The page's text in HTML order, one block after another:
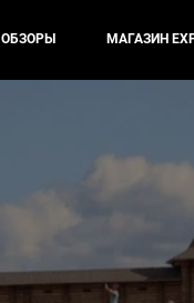
ОБЗОРЫ МАГАЗИН